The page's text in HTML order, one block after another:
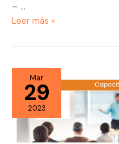
– …
Convocatoria:
del
Barrancabermeja
Leer más »
Mar
29
2023